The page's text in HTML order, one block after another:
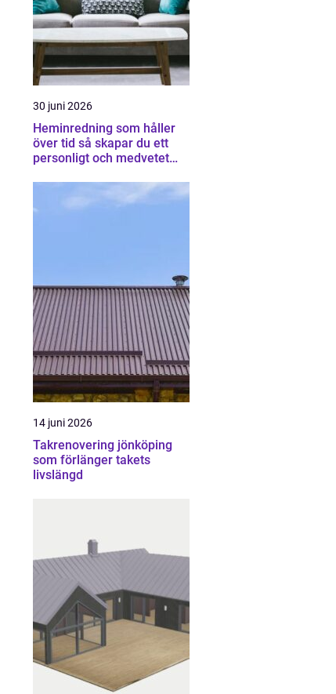
30 juni 2026
Heminredning som håller
över tid så skapar du ett
personligt och medvetet
14 juni 2026
Takrenovering jönköping
som förlänger takets
livslängd